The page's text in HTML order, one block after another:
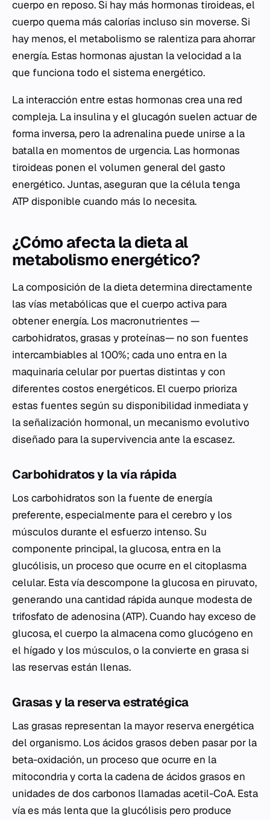
cuerpo en reposo. Si hay más hormonas tiroideas, el
cuerpo quema más calorías incluso sin moverse. Si
hay menos, el metabolismo se ralentiza para ahorrar
energía. Estas hormonas ajustan la velocidad a la
que funciona todo el sistema energético.
La interacción entre estas hormonas crea una red
compleja. La insulina y el glucagón suelen actuar de
forma inversa, pero la adrenalina puede unirse a la
batalla en momentos de urgencia. Las hormonas
tiroideas ponen el volumen general del gasto
energético. Juntas, aseguran que la célula tenga
ATP disponible cuando más lo necesita.
¿Cómo afecta la dieta al
metabolismo energético?
La composición de la dieta determina directamente
las vías metabólicas que el cuerpo activa para
obtener energía. Los macronutrientes —
carbohidratos, grasas y proteínas— no son fuentes
intercambiables al 100%; cada uno entra en la
maquinaria celular por puertas distintas y con
diferentes costos energéticos. El cuerpo prioriza
estas fuentes según su disponibilidad inmediata y
la señalización hormonal, un mecanismo evolutivo
diseñado para la supervivencia ante la escasez.
Carbohidratos y la vía rápida
Los carbohidratos son la fuente de energía
preferente, especialmente para el cerebro y los
músculos durante el esfuerzo intenso. Su
componente principal, la glucosa, entra en la
glucólisis, un proceso que ocurre en el citoplasma
celular. Esta vía descompone la glucosa en piruvato,
generando una cantidad rápida aunque modesta de
trifosfato de adenosina (ATP). Cuando hay exceso de
glucosa, el cuerpo la almacena como glucógeno en
el hígado y los músculos, o la convierte en grasa si
las reservas están llenas.
Grasas y la reserva estratégica
Las grasas representan la mayor reserva energética
del organismo. Los ácidos grasos deben pasar por la
beta-oxidación, un proceso que ocurre en la
mitocondria y corta la cadena de ácidos grasos en
unidades de dos carbonos llamadas acetil-CoA. Esta
vía es más lenta que la glucólisis pero produce